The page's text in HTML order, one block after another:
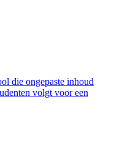
die ongepaste inhoud
volgt voor een